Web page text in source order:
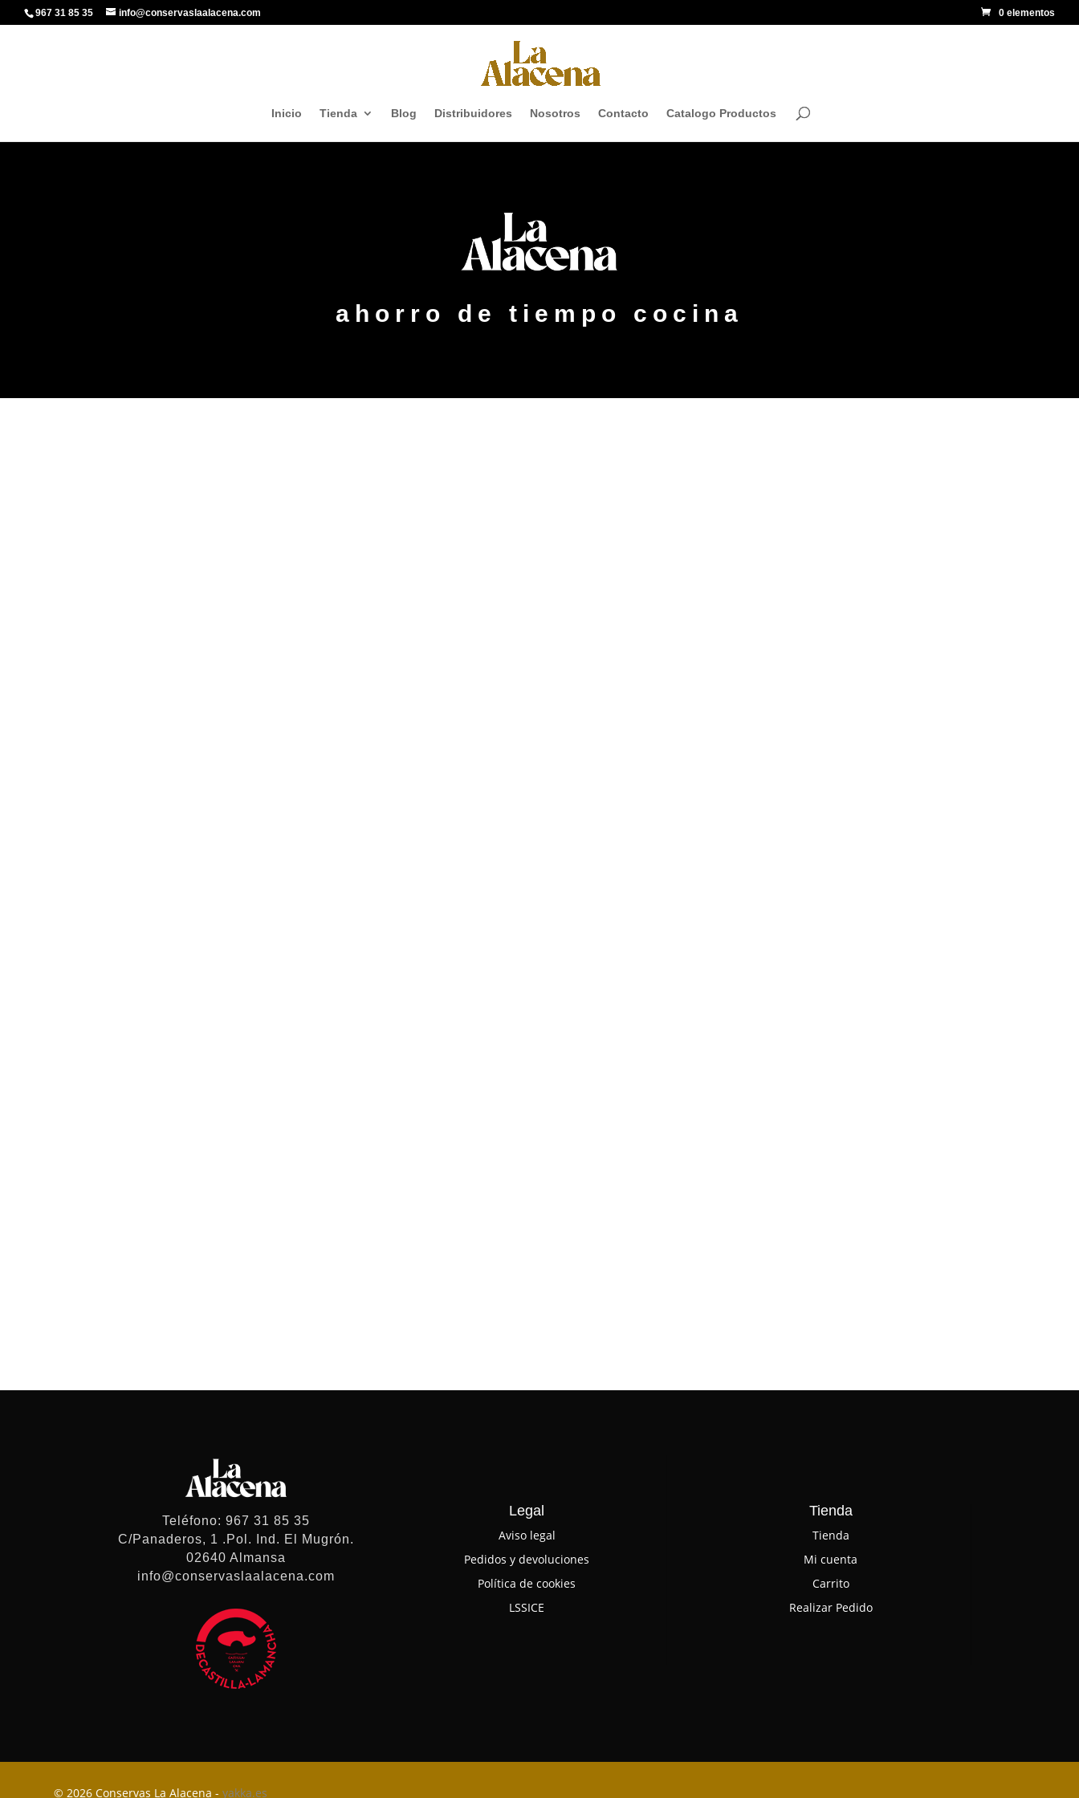
967 31 85 35 info@conservaslaalacena.com 0 elementos
Inicio Tienda Blog Distribuidores Nosotros Contacto Catalogo Productos
ahorro de tiempo cocina
Teléfono: 967 31 85 35
C/Panaderos, 1 .Pol. Ind. El Mugrón.
02640 Almansa
info@conservaslaalacena.com
Legal
Aviso legal
Pedidos y devoluciones
Política de cookies
LSSICE
Tienda
Tienda
Mi cuenta
Carrito
Realizar Pedido
© 2026 Conservas La Alacena -yakka.es